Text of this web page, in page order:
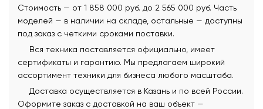
Стоимость — от 1 858 000 руб. до 2 565 000 руб. Часть
моделей — в наличии на складе, остальные — доступны
под заказ с четкими сроками поставки.
Вся техника поставляется официально, имеет
сертификаты и гарантию. Мы предлагаем широкий
ассортимент техники для бизнеса любого масштаба.
Доставка осуществляется в Казань и по всей России.
Оформите заказ с доставкой на ваш объект —